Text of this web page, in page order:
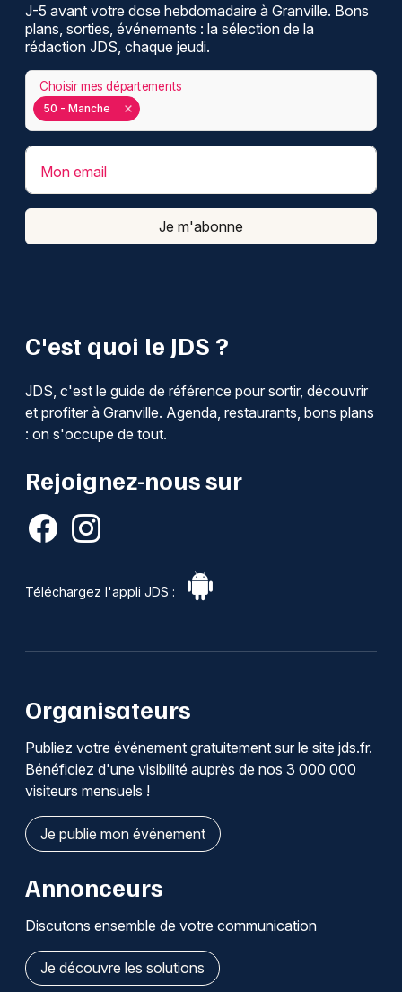
C'est quoi le JDS ?
JDS, c'est le guide de référence pour sortir, découvrir
et profiter à Granville. Agenda, restaurants, bons plans
: on s'occupe de tout.
Rejoignez-nous sur
Téléchargez l'appli JDS :
J-5 avant votre dose hebdomadaire à Granville. Bons
plans, sorties, événements : la sélection de la
rédaction JDS, chaque jeudi.
50 - Manche
Choisir mes départements
Mon email
Je m'abonne
Organisateurs
Publiez votre événement gratuitement sur le site jds.fr.
Bénéficiez d'une visibilité auprès de nos 3 000 000
visiteurs mensuels !
Je publie mon événement
Annonceurs
Discutons ensemble de votre communication
Je découvre les solutions